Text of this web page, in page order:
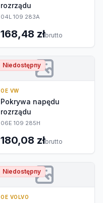
rozrządu
04L 109 283A
168,48 złbrutto
Niedostępny
OE VW
Pokrywa napędu
rozrządu
06E 109 285H
180,08 złbrutto
Niedostępny
OE VOLVO